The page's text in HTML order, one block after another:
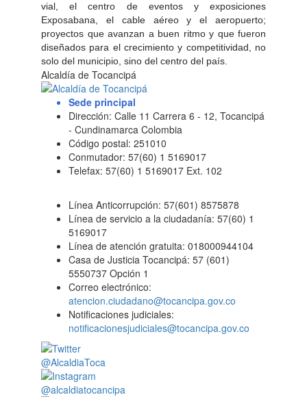
vial, el centro de eventos y exposiciones
Exposabana, el cable aéreo y el aeropuerto;
proyectos que avanzan a buen ritmo y que fueron
diseñados para el crecimiento y competitividad, no
solo del municipio, sino del centro del país.​​
Alcaldía de Tocancipá
Sede principal
Dirección: Calle 11 Carrera 6 - 12, Tocancipá
- Cundinamarca Colombia
Código postal: 251010
Conmutador: 57(60) 1 5169017
Telefax: 57(60) 1 5169017 Ext. 102
Línea Anticorrupción: 57(601) 8575878
Línea de servicio a la ciudadanía: 57(60) 1
5169017
Línea de atención gratuita: 018000944104
Casa de Justicia Tocancipá: 57 (601)
5550737 Opción 1
Correo electrónico:
atencion.ciudadano@tocancipa.gov.co
Notificaciones judiciales:
notificacionesjudiciales@tocancipa.gov.co
@AlcaldiaToca
@alcaldiatocancipa